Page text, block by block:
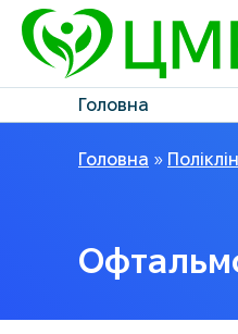
Головна
Головна »